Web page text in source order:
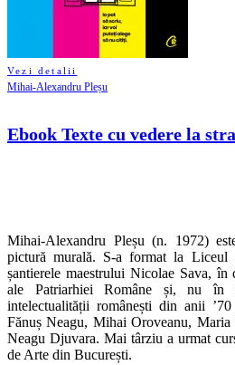
Vezi detalii
Mihai-Alexandru Pleșu
Ebook Texte cu vedere la
Mihai-Alexandru Pleșu (n. 1972)
pictură murală. S-a format la Liceul
șantierele maestrului Nicolae Sava, în
ale Patriarhiei Române și, nu în
intelectualității românești din anii
Fănuș Neagu, Mihai Oroveanu, Maria
Neagu Djuvara. Mai târziu a urmat
de Arte din București.